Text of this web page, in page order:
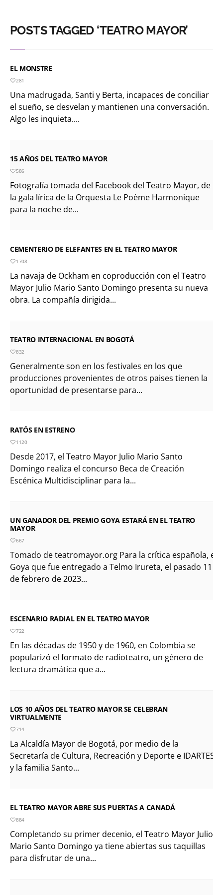
POSTS TAGGED ‘TEATRO MAYOR’
EL MONSTRE
281
Una madrugada, Santi y Berta, incapaces de conciliar
el sueño, se desvelan y mantienen una conversación.
Algo les inquieta....
15 AÑOS DEL TEATRO MAYOR
586
Fotografía tomada del Facebook del Teatro Mayor, de
la gala lírica de la Orquesta Le Poème Harmonique
para la noche de...
CEMENTERIO DE ELEFANTES EN EL TEATRO MAYOR
1708
La navaja de Ockham en coproducción con el Teatro
Mayor Julio Mario Santo Domingo presenta su nueva
obra. La compañía dirigida...
TEATRO INTERNACIONAL EN BOGOTÁ
832
Generalmente son en los festivales en los que
producciones provenientes de otros paises tienen la
oportunidad de presentarse para...
RATÓS EN ESTRENO
1120
Desde 2017, el Teatro Mayor Julio Mario Santo
Domingo realiza el concurso Beca de Creación
Escénica Multidisciplinar para la...
UN GANADOR DEL PREMIO GOYA ESTARÁ EN EL TEATRO
MAYOR
667
Tomado de teatromayor.org Para la crítica española, el
Goya que fue entregado a Telmo Irureta, el pasado 11
de febrero de 2023...
ESCENARIO RADIAL EN EL TEATRO MAYOR
722
En las décadas de 1950 y de 1960, en Colombia se
popularizó el formato de radioteatro, un género de
lectura dramática que a...
LOS 10 AÑOS DEL TEATRO MAYOR SE CELEBRAN
VIRTUALMENTE
714
La Alcaldía Mayor de Bogotá, por medio de la
Secretaría de Cultura, Recreación y Deporte e IDARTES
y la familia Santo...
EL TEATRO MAYOR ABRE SUS PUERTAS A CANADÁ
884
Completando su primer decenio, el Teatro Mayor Julio
Mario Santo Domingo ya tiene abiertas sus taquillas
para disfrutar de una...